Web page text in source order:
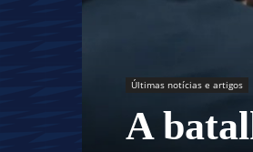
Últimas notícias e artigos
A